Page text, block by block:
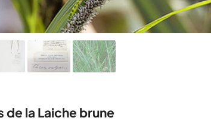
la Laiche brune